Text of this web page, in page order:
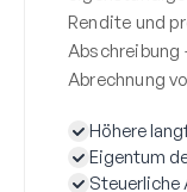
Rendite und
Abschreibung
Abrechnung
Höhere
Eigentum
Steuerliche